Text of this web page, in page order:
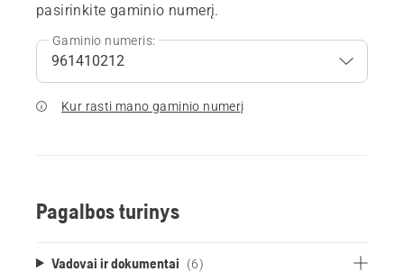
pasirinkite gaminio numerį.
Gaminio numeris:
Kur rasti mano gaminio numerį
Pagalbos turinys
Vadovai ir dokumentai (6)